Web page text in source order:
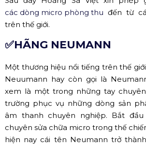
các dòng micro phòng thu đến từ
trên thế giới.
✅HÃNG NEUMANN
Một thương hiệu nổi tiếng trên thế
Neuumann hay còn gọi là
xem là một trong những tay
trường phục vụ những dòng sản
âm thanh chuyên nghiệp. Bắt
chuyên sửa chữa micro trong thế
hiện nay cái tên Neumann trở